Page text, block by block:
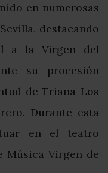
en numerosas
destacando
a la Virgen del
su procesión
de Triana-Los
Durante esta
en el teatro
Música Virgen de